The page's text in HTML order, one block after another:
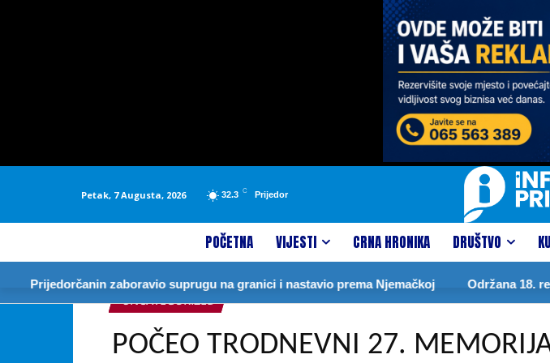
Petak, 7 Augusta, 2026 32.3 C Prijedor
POČETNA VIJESTI CRNA HRONIKA DRUŠTVO
zaboravio suprugu na granici i nastavio prema Njemačkoj Održana 18. redovna
UNCATEGORIZED
POČEO TRODNEVNI 27.